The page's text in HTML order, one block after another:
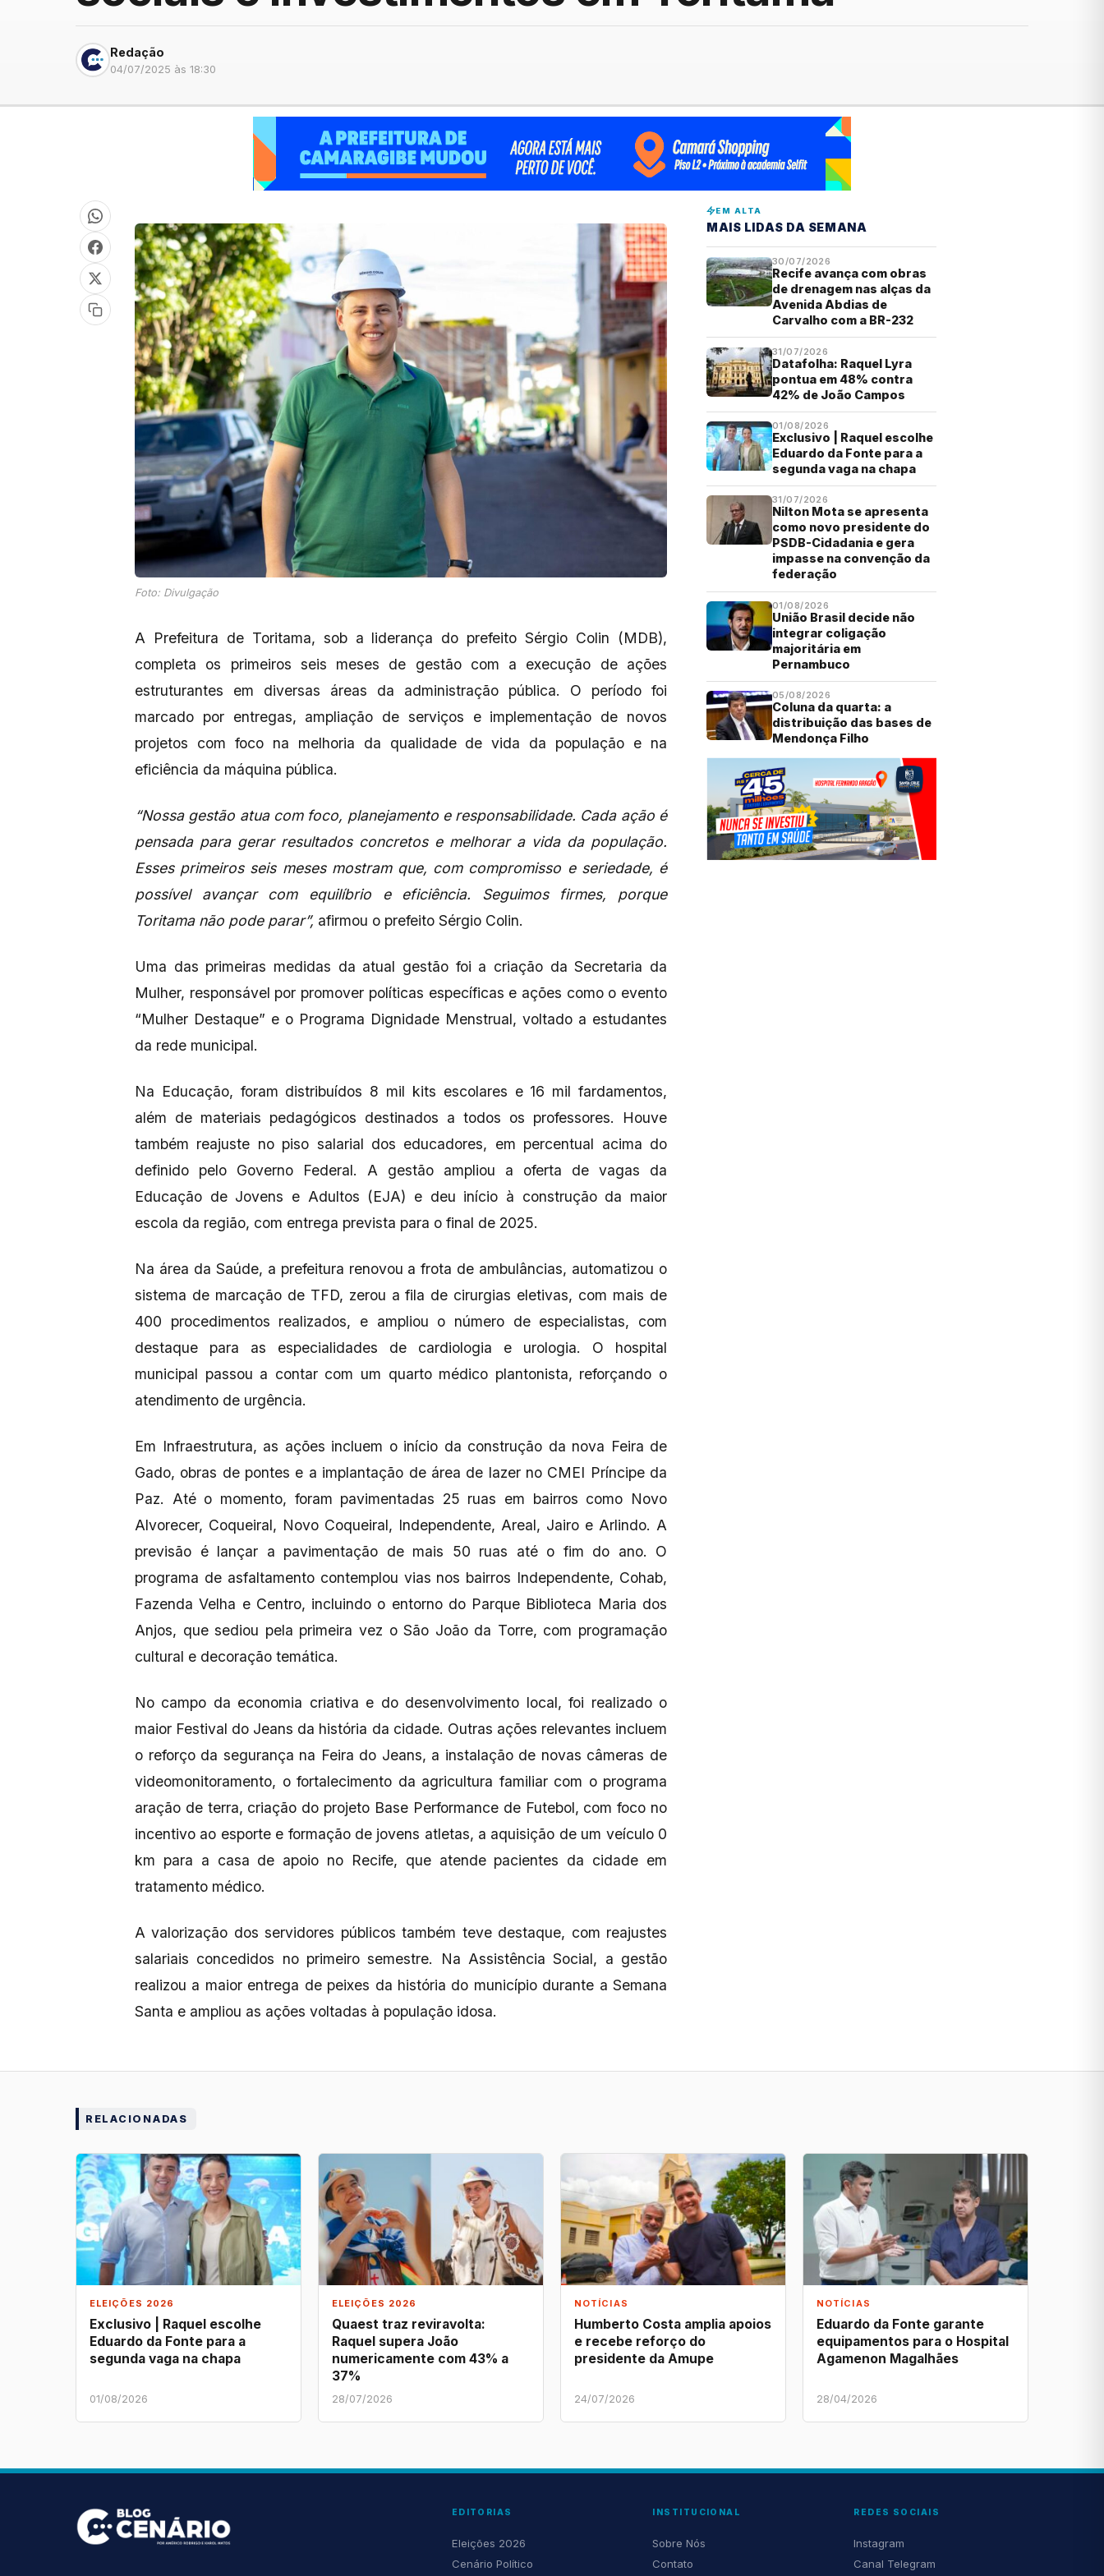
Redação
04/07/2025 às 18:30
Foto: Divulgação
A Prefeitura de Toritama, sob a liderança do prefeito Sérgio Colin (MDB),
completa os primeiros seis meses de gestão com a execução de ações
estruturantes em diversas áreas da administração pública. O período foi
marcado por entregas, ampliação de serviços e implementação de novos
projetos com foco na melhoria da qualidade de vida da população e na
eficiência da máquina pública.
“Nossa gestão atua com foco, planejamento e responsabilidade. Cada ação é
pensada para gerar resultados concretos e melhorar a vida da população.
Esses primeiros seis meses mostram que, com compromisso e seriedade, é
possível avançar com equilíbrio e eficiência. Seguimos firmes, porque
Toritama não pode parar”, afirmou o prefeito Sérgio Colin.
Uma das primeiras medidas da atual gestão foi a criação da Secretaria da
Mulher, responsável por promover políticas específicas e ações como o evento
“Mulher Destaque” e o Programa Dignidade Menstrual, voltado a estudantes
da rede municipal.
Na Educação, foram distribuídos 8 mil kits escolares e 16 mil fardamentos,
além de materiais pedagógicos destinados a todos os professores. Houve
também reajuste no piso salarial dos educadores, em percentual acima do
definido pelo Governo Federal. A gestão ampliou a oferta de vagas da
Educação de Jovens e Adultos (EJA) e deu início à construção da maior
escola da região, com entrega prevista para o final de 2025.
Na área da Saúde, a prefeitura renovou a frota de ambulâncias, automatizou o
sistema de marcação de TFD, zerou a fila de cirurgias eletivas, com mais de
400 procedimentos realizados, e ampliou o número de especialistas, com
destaque para as especialidades de cardiologia e urologia. O hospital
municipal passou a contar com um quarto médico plantonista, reforçando o
atendimento de urgência.
Em Infraestrutura, as ações incluem o início da construção da nova Feira de
Gado, obras de pontes e a implantação de área de lazer no CMEI Príncipe da
Paz. Até o momento, foram pavimentadas 25 ruas em bairros como Novo
Alvorecer, Coqueiral, Novo Coqueiral, Independente, Areal, Jairo e Arlindo. A
previsão é lançar a pavimentação de mais 50 ruas até o fim do ano. O
programa de asfaltamento contemplou vias nos bairros Independente, Cohab,
Fazenda Velha e Centro, incluindo o entorno do Parque Biblioteca Maria dos
Anjos, que sediou pela primeira vez o São João da Torre, com programação
cultural e decoração temática.
No campo da economia criativa e do desenvolvimento local, foi realizado o
maior Festival do Jeans da história da cidade. Outras ações relevantes incluem
o reforço da segurança na Feira do Jeans, a instalação de novas câmeras de
videomonitoramento, o fortalecimento da agricultura familiar com o programa
aração de terra, criação do projeto Base Performance de Futebol, com foco no
incentivo ao esporte e formação de jovens atletas, a aquisição de um veículo 0
km para a casa de apoio no Recife, que atende pacientes da cidade em
tratamento médico.
A valorização dos servidores públicos também teve destaque, com reajustes
salariais concedidos no primeiro semestre. Na Assistência Social, a gestão
realizou a maior entrega de peixes da história do município durante a Semana
Santa e ampliou as ações voltadas à população idosa.
EM ALTA
MAIS LIDAS DA SEMANA
30/07/2026
Recife avança com obras
de drenagem nas alças da
Avenida Abdias de
Carvalho com a BR-232
31/07/2026
Datafolha: Raquel Lyra
pontua em 48% contra
42% de João Campos
01/08/2026
Exclusivo | Raquel escolhe
Eduardo da Fonte para a
segunda vaga na chapa
31/07/2026
Nilton Mota se apresenta
como novo presidente do
PSDB-Cidadania e gera
impasse na convenção da
federação
01/08/2026
União Brasil decide não
integrar coligação
majoritária em
Pernambuco
05/08/2026
Coluna da quarta: a
distribuição das bases de
Mendonça Filho
RELACIONADAS
ELEIÇÕES 2026
Exclusivo | Raquel escolhe
Eduardo da Fonte para a
segunda vaga na chapa
01/08/2026
ELEIÇÕES 2026
Quaest traz reviravolta:
Raquel supera João
numericamente com 43% a
37%
28/07/2026
NOTÍCIAS
Humberto Costa amplia apoios
e recebe reforço do
presidente da Amupe
24/07/2026
NOTÍCIAS
Eduardo da Fonte garante
equipamentos para o Hospital
Agamenon Magalhães
28/04/2026
EDITORIAS
Eleições 2026
Cenário Político
INSTITUCIONAL
Sobre Nós
Contato
REDES SOCIAIS
Instagram
Canal Telegram